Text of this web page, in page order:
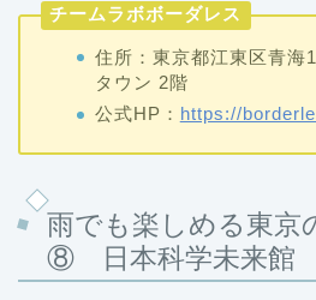
タウン 2階
公式HP：https://
雨でも楽しめる東京
⑧ 日本科学未来館
東京都江東区にある日本科学未来